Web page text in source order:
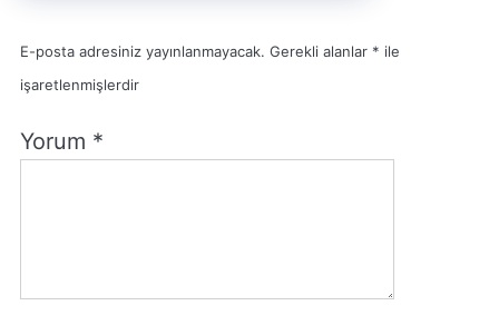
E-posta adresiniz yayınlanmayacak. Gerekli alanlar * ile
işaretlenmişlerdir
Yorum *